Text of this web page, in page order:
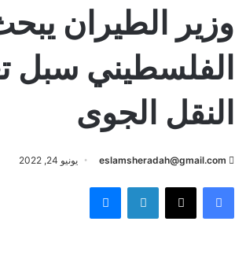
وزير الطيران
الفلسطيني سبل
النقل الجوى
eslamsheradah@gmail.com يونيو 24, 2022
فيسبوك لينكدإن